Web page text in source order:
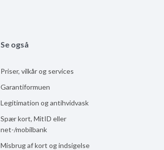
Se også
Priser, vilkår og services
Garantiformuen
Legitimation og antihvidvask
Spær kort, MitID eller
net-/mobilbank
Misbrug af kort og indsigelse